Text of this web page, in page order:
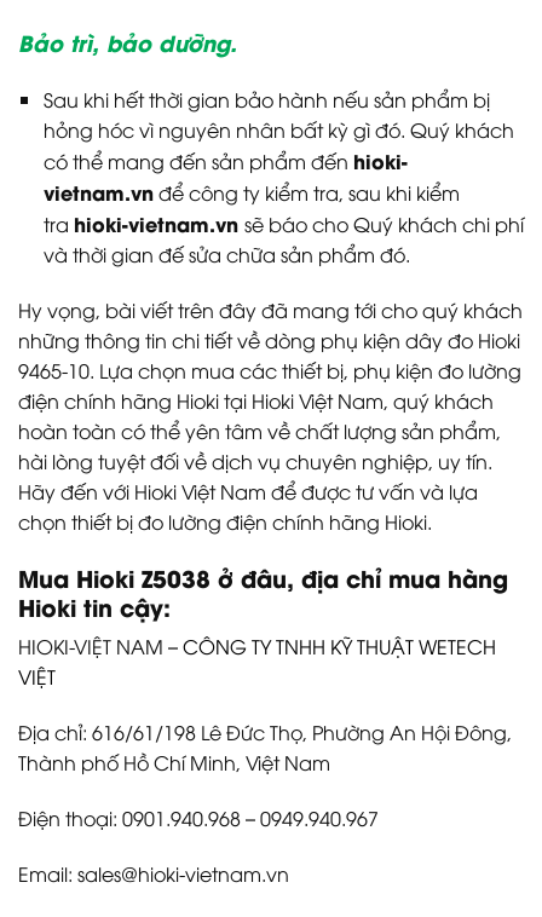
Bảo trì, bảo dưỡng.
Sau khi hết thời gian bảo hành nếu sản phẩm bị
hỏng hóc vì nguyên nhân bất kỳ gì đó. Quý khách
có thể mang đến sản phẩm đến hioki-
vietnam.vnđể công ty kiểm tra, sau khi kiểm
tra hioki-vietnam.vn sẽ báo cho Quý khách chi phí
và thời gian đế sửa chữa sản phẩm đó.
Hy vọng, bài viết trên đây đã mang tới cho quý khách
những thông tin chi tiết về dòng phụ kiện dây đo Hioki
9465-10. Lựa chọn mua các thiết bị, phụ kiện đo lường
điện chính hãng Hioki tại Hioki Việt Nam, quý khách
hoàn toàn có thể yên tâm về chất lượng sản phẩm,
hài lòng tuyệt đối về dịch vụ chuyên nghiệp, uy tín.
Hãy đến với Hioki Việt Nam để được tư vấn và lựa
chọn thiết bị đo lường điện chính hãng Hioki.
Mua Hioki Z5038 ở đâu, địa chỉ mua hàng
Hioki tin cậy:
HIOKI-VIỆT NAM –CÔNG TY TNHH KỸ THUẬT WETECH
VIỆT
Địa chỉ: 616/61/198 Lê Đức Thọ, Phường An Hội Đông,
Thành phố Hồ Chí Minh, Việt Nam
Điện thoại: 0901.940.968 – 0949.940.967
Email: sales@hioki-vietnam.vn